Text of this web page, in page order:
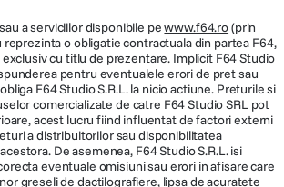
a serviciilor disponibile pewww.f64.ro(prin
reprezinta o obligatie contractuala din partea F64,
cu titlu de prezentare. Implicit F64 Studio
pentru eventualele erori de pret sau
F64 Studio S.R.L. la nicio actiune. Preturile si
comercializate de catre F64 Studio SRL pot
acest lucru fiind influentat de factori externi
a distribuitorilor sau disponibilitatea
De asemenea, F64 Studio S.R.L. isi
eventuale omisiuni sau erori in afisare care
greseli de dactilografiere, lipsa de acuratete